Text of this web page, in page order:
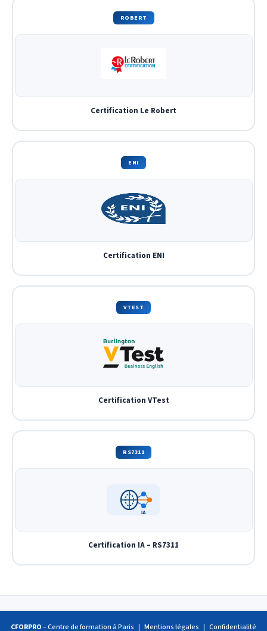
ROBERT
Certification Le Robert
ENI
Certification ENI
VTEST
Certification VTest
RS7311
IA
Certification IA – RS7311
CFORPRO– Centre de formation à Paris | Mentions légales | Confidentialité